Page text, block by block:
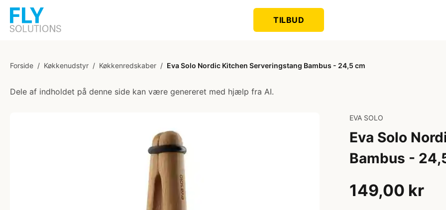
TILBUD
Forside / Køkkenudstyr / Køkkenredskaber / Eva Solo Nordic Kitchen Serveringstang Bambus - 24,5 cm
Dele af indholdet på denne side kan være genereret med hjælp fra AI.
EVA SOLO
Eva Solo
Bambus -
149,00 kr